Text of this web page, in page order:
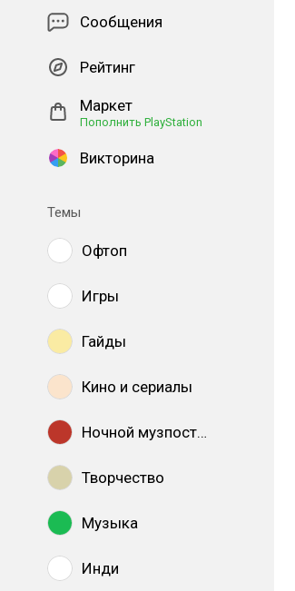
Сообщения
Рейтинг
Маркет
Пополнить PlayStation
Викторина
Темы
Офтоп
Игры
Гайды
Кино и сериалы
Ночной музпостинг
Творчество
Музыка
Инди